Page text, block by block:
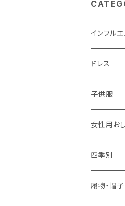
インフル
ドレス
子供用
大人用
子供服
男の子用
春夏用
秋冬用
女の子用
春夏用
女性用お
ドレス
春夏用
四季別
春
履物・帽